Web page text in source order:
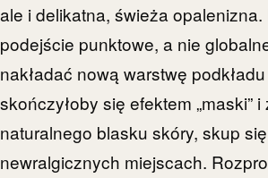
ale i delikatna, świeża
podejście punktowe, a nie
nakładać nową warstwę
skończyłoby się efektem „maski” i
naturalnego blasku skóry, skup
newralgicznych miejscach.